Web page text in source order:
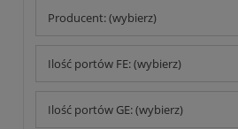
Producent: (wybierz)
Ilość portów FE: (wybierz)
Ilość portów GE: (wybierz)